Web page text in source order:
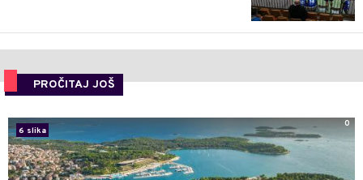
PROČITAJ JOŠ
6 slika
0